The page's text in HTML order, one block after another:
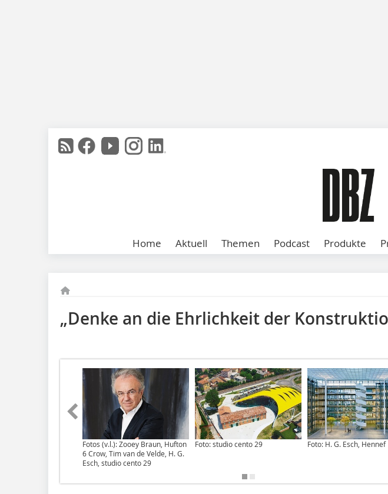
Home Aktuell Themen Podcast Produkte
„Denke an die Ehrlichkeit der
Fotos (v.l.): Zooey Braun, Hufton
6 Crow, Tim van de Velde, H. G.
Esch, studio cento 29
Foto: studio cento 29 Foto: H. G. Esch, Hennef